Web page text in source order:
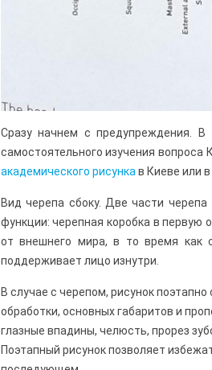
Сразу начнем с предупреждения.
самостоятельного изучения
академического рисункав Киеве или в
Вид черепа сбоку. Две части
функции: черепная коробка в первую
от внешнего мира, в то время как
поддерживает лицо изнутри.
В случае с черепом, рисунок
обработки, основных габаритов и
глазные впадины, челюсть, прорез
Поэтапный рисунок позволяет